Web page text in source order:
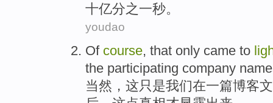
十亿分之一秒。
youdao
Of course, that only came to
the participating company
当然 ， 这只是我们在一篇博客